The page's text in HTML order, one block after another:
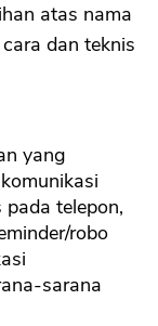
atas nama
dan teknis
yang
telepon,
robo
sarana